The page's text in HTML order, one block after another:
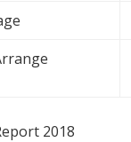
2018